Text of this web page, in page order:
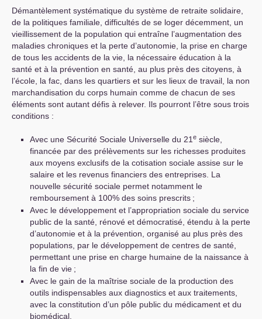
Démantèlement systématique du système de retraite solidaire,
de la politiques familiale, difficultés de se loger décemment, un
vieillissement de la population qui entraîne l’augmentation des
maladies chroniques et la perte d’autonomie, la prise en charge
de tous les accidents de la vie, la nécessaire éducation à la
santé et à la prévention en santé, au plus près des citoyens, à
l’école, la fac, dans les quartiers et sur les lieux de travail, la non
marchandisation du corps humain comme de chacun de ses
éléments sont autant défis à relever. Ils pourront l’être sous trois
conditions :
Avec une Sécurité Sociale Universelle du 21 e siècle,
financée par des prélèvements sur les richesses produites
aux moyens exclusifs de la cotisation sociale assise sur le
salaire et les revenus financiers des entreprises. La
nouvelle sécurité sociale permet notamment le
remboursement à 100% des soins prescrits ;
Avec le développement et l’appropriation sociale du service
public de la santé, rénové et démocratisé, étendu à la perte
d’autonomie et à la prévention, organisé au plus près des
populations, par le développement de centres de santé,
permettant une prise en charge humaine de la naissance à
la fin de vie ;
Avec le gain de la maîtrise sociale de la production des
outils indispensables aux diagnostics et aux traitements,
avec la constitution d’un pôle public du médicament et du
biomédical.